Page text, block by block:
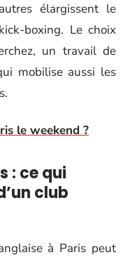
élargissent le
boxing. Le choix
un travail de
mobilise aussi les
le weekend ?
: ce qui
club
à Paris peut